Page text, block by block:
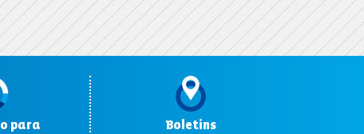
para
Boletins